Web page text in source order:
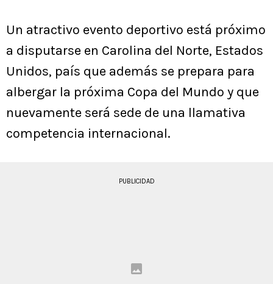
Un atractivo evento deportivo está próximo
a disputarse en Carolina del Norte, Estados
Unidos, país que además se prepara para
albergar la próxima Copa del Mundo y que
nuevamente será sede de una llamativa
competencia internacional.
PUBLICIDAD